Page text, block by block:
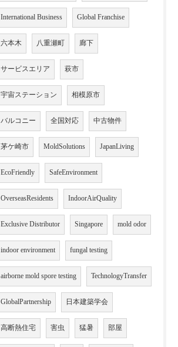
International Business Global Franchise
六本木 八重瀬町 廊下
サービスエリア 萩市
宇宙ステーション 相模原市
バルコニー 全国対応 中古物件
茅ケ崎市 MoldSolutions JapanLiving
EcoFriendly SafeEnvironment
OverseasResidents IndoorAirQuality
Exclusive Distributor Singapore mold odor
indoor environment fungal testing
airborne mold spore testing TechnologyTransfer
GlobalPartnership 日本建築学会
高断熱住宅 害虫 猛暑 部屋